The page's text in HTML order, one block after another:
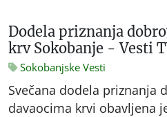
Dodela priznanja
krv Sokobanje - Vesti
Sokobanjske Vesti
Svečana dodela priznanja
davaocima krvi obavljena